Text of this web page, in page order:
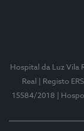
Hospital da Luz Vila
Real
| Registo
15584/2018
|